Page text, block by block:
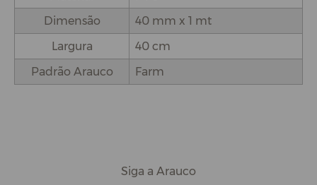
Dimensão
40 mm x 1 mt
Largura
40 cm
Padrão Arauco
Farm
Siga a Arauco